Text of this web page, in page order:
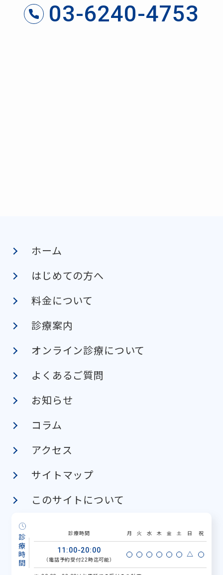
03-6240-4753
ホーム
はじめての方へ
料金について
診療案内
オンライン診療について
よくあるご質問
お知らせ
コラム
アクセス
サイトマップ
このサイトについて
診療時間 診療時間 月 火 水 木 金 土 日 祝
11:00-20:00
（電話予約受付22時迄可能）
△